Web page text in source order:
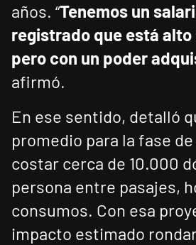
años. “Tenemos un
registrado que está alto
pero con un poder
afirmó.
En ese sentido, detalló
promedio para la fase
costar cerca de 10.000
persona entre pasajes,
consumos. Con esa
impacto estimado